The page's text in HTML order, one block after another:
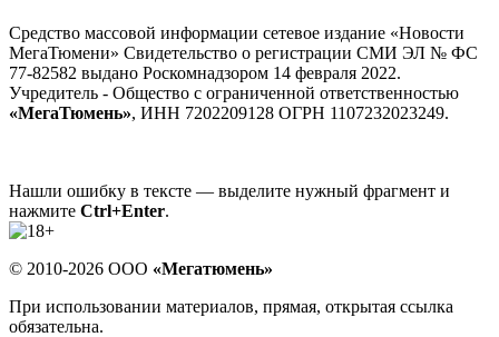
Средство массовой информации сетевое издание «Новости
МегаТюмени» Свидетельство о регистрации СМИ ЭЛ № ФС
77-82582 выдано Роскомнадзором 14 февраля 2022.
Учредитель - Общество с ограниченной ответственностью
«МегаТюмень», ИНН 7202209128 ОГРН 1107232023249.
Нашли ошибку в тексте — выделите нужный фрагмент и
нажмите Ctrl+Enter.
© 2010-2026 ООО «Мегатюмень»
При использовании материалов, прямая, открытая ссылка
обязательна.